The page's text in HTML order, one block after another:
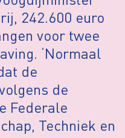
242.600 euro
voor twee
‘Normaal
de
de
Federale
Techniek en